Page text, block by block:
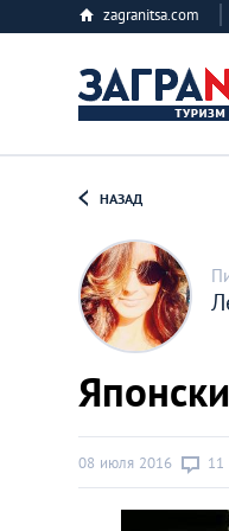
zagranitsa.com
НАЗАД
08 июля 2016 11